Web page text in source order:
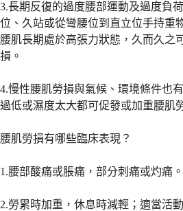
3.長期反復的過度腰部運動及過度負
位、久站或從彎腰位到直立位手持重
腰肌長期處於高張力狀態，久而久之
損。
4.慢性腰肌勞損與氣候、環境條件也
過低或濕度太大都可促發或加重腰肌
腰肌勞損有哪些臨床表現？
1.腰部酸痛或脹痛，部分刺痛或灼痛。
2.勞累時加重，休息時減輕；適當活